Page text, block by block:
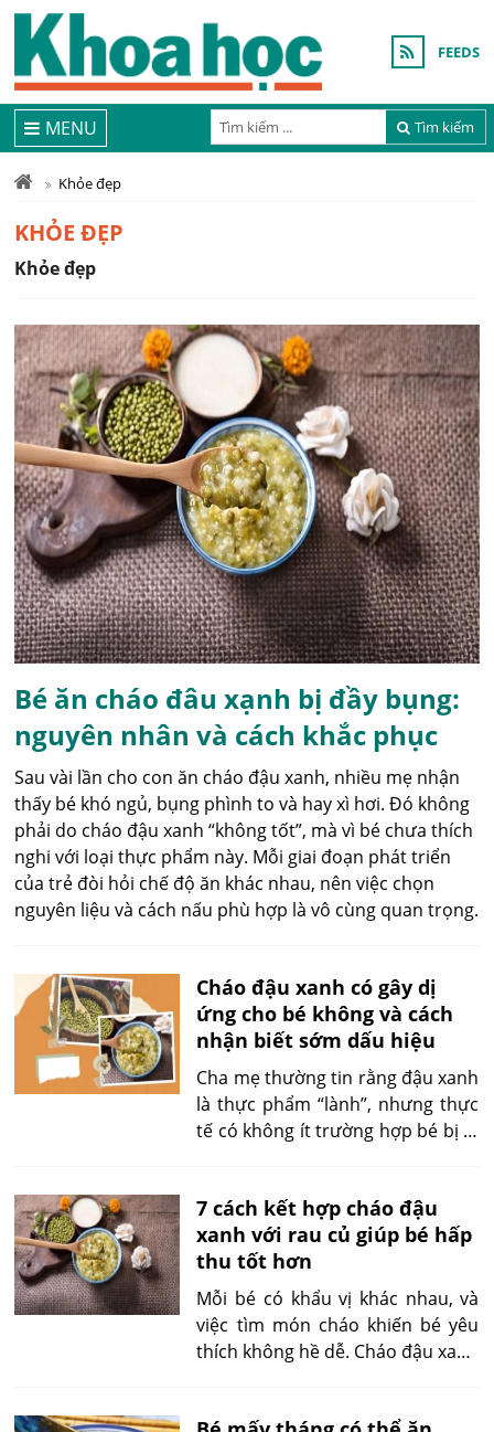
FEEDS
Tìm kiếm
MENU
Khỏe đẹp
KHỎE ĐẸP
Khỏe đẹp
Bé ăn cháo đâu xạnh bị đầy bụng:
nguyên nhân và cách khắc phục
Sau vài lần cho con ăn cháo đậu xanh, nhiều mẹ nhận
thấy bé khó ngủ, bụng phình to và hay xì hơi. Đó không
phải do cháo đậu xanh “không tốt”, mà vì bé chưa thích
nghi với loại thực phẩm này. Mỗi giai đoạn phát triển
của trẻ đòi hỏi chế độ ăn khác nhau, nên việc chọn
nguyên liệu và cách nấu phù hợp là vô cùng quan trọng.
Cháo đậu xanh có gây dị
ứng cho bé không và cách
nhận biết sớm dấu hiệu
Cha mẹ thường tin rằng đậu xanh
là thực phẩm “lành”, nhưng thực
tế có không ít trường hợp bé bị dị
dấu hiệu cảnh báo và cách xử lý
đúng cách? Bài viết này sẽ giúp
bạn hiểu rõ để yên tâm hơn khi
cho con ăn dặm.
7 cách kết hợp cháo đậu
xanh với rau củ giúp bé hấp
thu tốt hơn
Mỗi bé có khẩu vị khác nhau, và
việc tìm món cháo khiến bé yêu
thích không hề dễ. Cháo đậu xanh